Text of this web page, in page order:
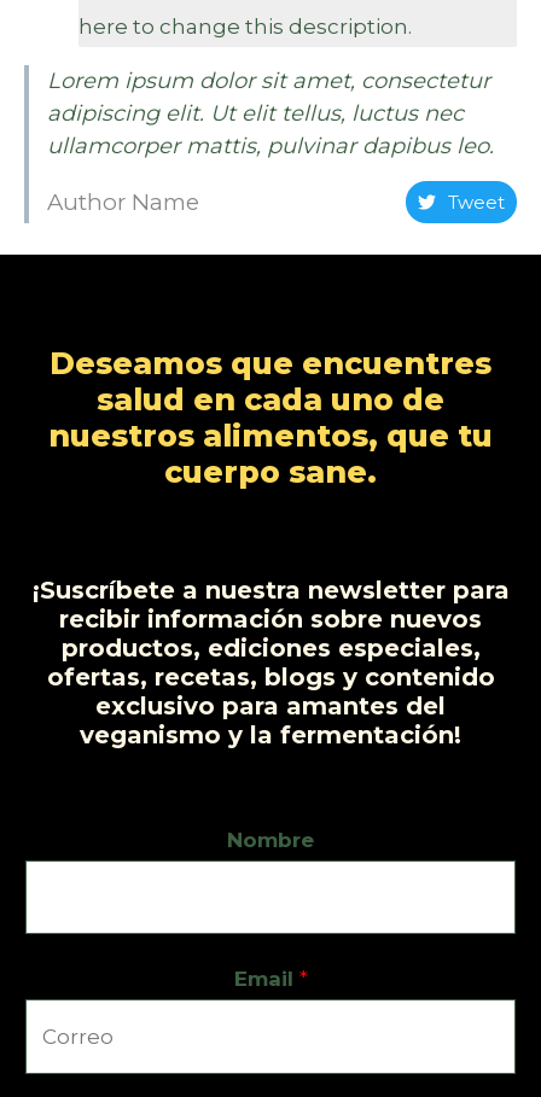
here to change this description.
Lorem ipsum dolor sit amet, consectetur
adipiscing elit. Ut elit tellus, luctus nec
ullamcorper mattis, pulvinar dapibus leo.
Author Name Tweet
Deseamos que encuentres
salud en cada uno de
nuestros alimentos, que tu
cuerpo sane.
¡Suscríbete a nuestra newsletter para
recibir información sobre nuevos
productos, ediciones especiales,
ofertas, recetas, blogs y contenido
exclusivo para amantes del
veganismo y la fermentación!
Nombre
Email *